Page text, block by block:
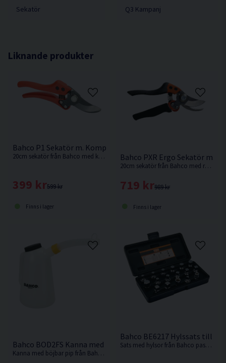
Sekatör Q3 Kampanj
Liknande produkter
Bahco P1 Sekatör m. Komposithandtag 20cm
20cm sekatör från Bahco med komposithandtag och vinklat huvud.
599 kr
399 kr
Finns i lager
Bahco PXR Ergo Sekatör m.
20cm sekatör från Bahco med roterande handtag för extra ergonomi.
989 kr
719 kr
Finns i lager
Bahco BOD2FS Kanna med böjbar pip 2L
Kanna med böjbar pip från Bahco. Underbar att använda vid påfyllning av bland annat Olja.
Bahco BE6217 Hylssats till
Sats med hylsor från Bahco passande oljepluggar hos de flesta biltillverkare.